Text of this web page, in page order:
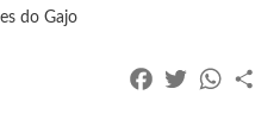
FacebookTwitter